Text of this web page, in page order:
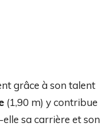
grâce à son talent
(1,90 m) y contribue
sa carrière et son